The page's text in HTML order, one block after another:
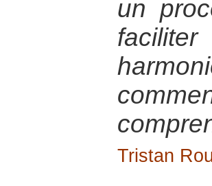
un
Tristan